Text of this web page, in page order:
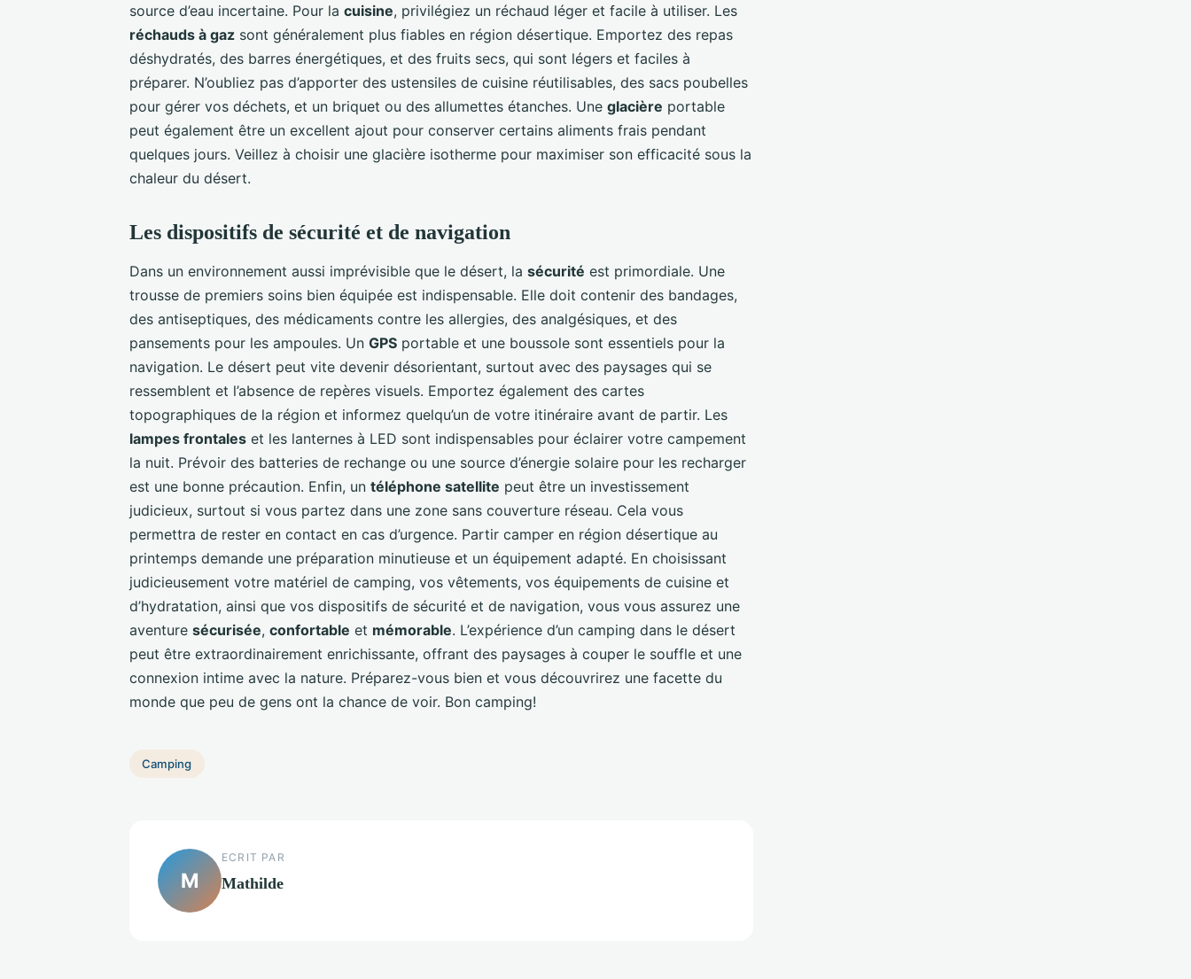
source d’eau incertaine. Pour la cuisine, privilégiez un réchaud léger et facile à utiliser. Les
réchauds à gaz sont généralement plus fiables en région désertique. Emportez des repas
déshydratés, des barres énergétiques, et des fruits secs, qui sont légers et faciles à
préparer. N’oubliez pas d’apporter des ustensiles de cuisine réutilisables, des sacs poubelles
pour gérer vos déchets, et un briquet ou des allumettes étanches. Une glacière portable
peut également être un excellent ajout pour conserver certains aliments frais pendant
quelques jours. Veillez à choisir une glacière isotherme pour maximiser son efficacité sous la
chaleur du désert.
Les dispositifs de sécurité et de navigation
Dans un environnement aussi imprévisible que le désert, la sécurité est primordiale. Une
trousse de premiers soins bien équipée est indispensable. Elle doit contenir des bandages,
des antiseptiques, des médicaments contre les allergies, des analgésiques, et des
pansements pour les ampoules. Un GPS portable et une boussole sont essentiels pour la
navigation. Le désert peut vite devenir désorientant, surtout avec des paysages qui se
ressemblent et l’absence de repères visuels. Emportez également des cartes
topographiques de la région et informez quelqu’un de votre itinéraire avant de partir. Les
lampes frontales et les lanternes à LED sont indispensables pour éclairer votre campement
la nuit. Prévoir des batteries de rechange ou une source d’énergie solaire pour les recharger
est une bonne précaution. Enfin, un téléphone satellite peut être un investissement
judicieux, surtout si vous partez dans une zone sans couverture réseau. Cela vous
permettra de rester en contact en cas d’urgence. Partir camper en région désertique au
printemps demande une préparation minutieuse et un équipement adapté. En choisissant
judicieusement votre matériel de camping, vos vêtements, vos équipements de cuisine et
d’hydratation, ainsi que vos dispositifs de sécurité et de navigation, vous vous assurez une
aventure sécurisée, confortable et mémorable. L’expérience d’un camping dans le désert
peut être extraordinairement enrichissante, offrant des paysages à couper le souffle et une
connexion intime avec la nature. Préparez-vous bien et vous découvrirez une facette du
monde que peu de gens ont la chance de voir. Bon camping!
Camping
M
ECRIT PAR
Mathilde